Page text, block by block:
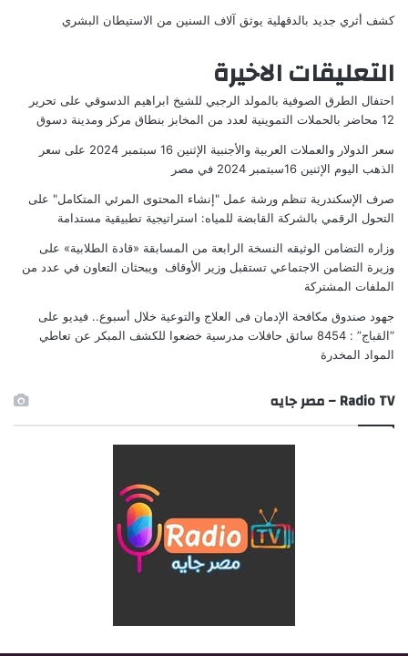
كشف أثري جديد بالدقهلية يوثق آلاف السنين من الاستيطان البشري
التعليقات الاخيرة
احتفال الطرق الصوفية بالمولد الرجبي للشيخ ابراهيم الدسوقي على تحرير
12 محاضر بالحملات التموينية لعدد من المخابز بنطاق مركز ومدينة دسوق
سعر الدولار والعملات العربية والأجنبية الإثنين 16 سبتمبر 2024 على سعر
الذهب اليوم الإثنين 16سبتمبر 2024 في مصر
صرف الإسكندرية تنظم ورشة عمل "إنشاء المحتوى المرئي المتكامل" على
التحول الرقمي بالشركة القابضة للمياه: استراتيجية تطبيقية مستدامة
وزاره التضامن الوثيقه النسخة الرابعة من المسابقة «قادة الطلابية» على
وزيرة التضامن الاجتماعي تستقبل وزير الأوقاف ويبحثان التعاون في عدد من
الملفات المشتركة
جهود صندوق مكافحة الإدمان فى العلاج والتوعية خلال أسبوع.. فيديو على
“القباج” : 8454 سائق حافلات مدرسية خضعوا للكشف المبكر عن تعاطي
المواد المخدرة
Radio TV – مصر جايه